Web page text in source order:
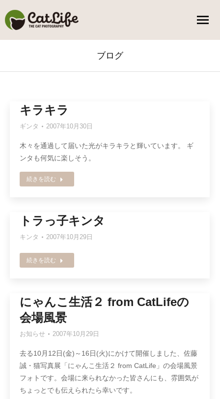
ブログ
キラキラ
ギンタ 2007年10月30日
木々を通過して届いた光がキラキラと輝いています。 ギ
ンタも何気に楽しそう。
続きを読む
トラっ子キンタ
キンタ 2007年10月29日
続きを読む
にゃんこ生活２ from CatLifeの
会場風景
お知らせ 2007年10月29日
去る10月12日(金)～16日(火)にかけて開催しました、佐藤
誠・猫写真展「にゃんこ生活２ from CatLife」の会場風景
フォトです。会場に来られなかった皆さんにも、雰囲気が
ちょっとでも伝えられたら幸いです。